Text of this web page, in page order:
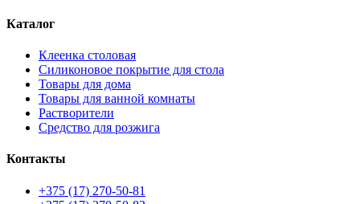
Каталог
Клеенка столовая
Силиконовое покрытие для стола
Товары для дома
Товары для ванной комнаты
Растворители
Средство для розжига
Контакты
+375 (17) 270-50-81